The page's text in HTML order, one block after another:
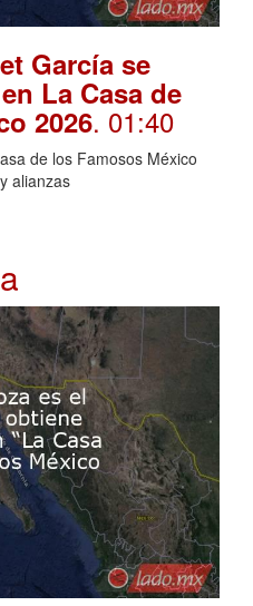
García se
La Casa de
2026. 01:40
de los Famosos México
alianzas